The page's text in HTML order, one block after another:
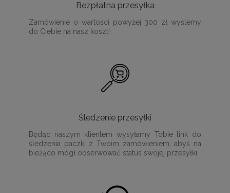
Bezpłatna przesyłka
Zamówienie o wartości powyżej 300 zł wyślemy
do Ciebie na nasz koszt!
Śledzenie przesyłki
Będąc naszym klientem wysyłamy Tobie link do
śledzenia paczki z Twoim zamówieniem, abyś na
bieżąco mógł obserwować status swojej przesyłki.